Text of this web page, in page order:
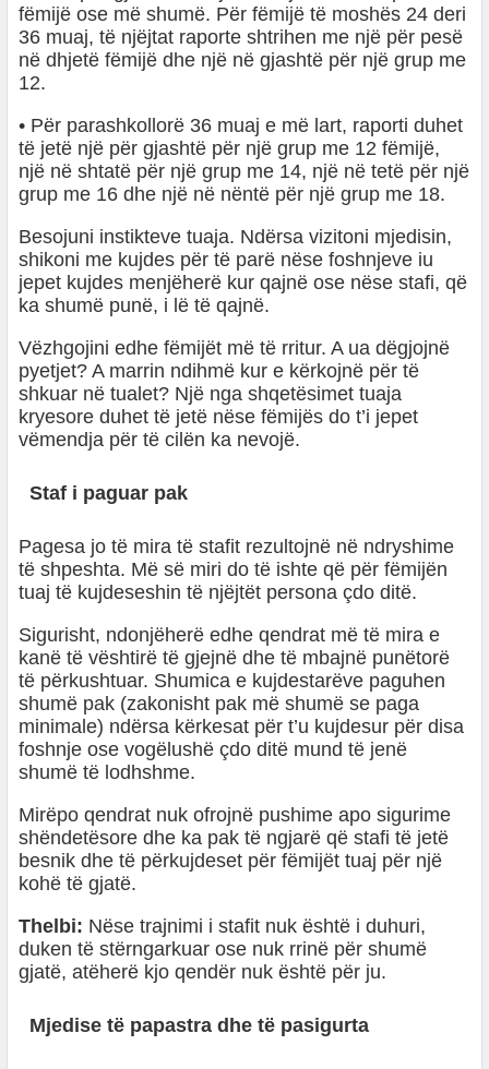
fëmijë ose më shumë. Për fëmijë të moshës 24 deri
36 muaj, të njëjtat raporte shtrihen me një për pesë
në dhjetë fëmijë dhe një në gjashtë për një grup me
12.
• Për parashkollorë 36 muaj e më lart, raporti duhet
të jetë një për gjashtë për një grup me 12 fëmijë,
një në shtatë për një grup me 14, një në tetë për një
grup me 16 dhe një në nëntë për një grup me 18.
Besojuni instikteve tuaja. Ndërsa vizitoni mjedisin,
shikoni me kujdes për të parë nëse foshnjeve iu
jepet kujdes menjëherë kur qajnë ose nëse stafi, që
ka shumë punë, i lë të qajnë.
Vëzhgojini edhe fëmijët më të rritur. A ua dëgjojnë
pyetjet? A marrin ndihmë kur e kërkojnë për të
shkuar në tualet? Një nga shqetësimet tuaja
kryesore duhet të jetë nëse fëmijës do t’i jepet
vëmendja për të cilën ka nevojë.
Staf i paguar pak
Pagesa jo të mira të stafit rezultojnë në ndryshime
të shpeshta. Më së miri do të ishte që për fëmijën
tuaj të kujdeseshin të njëjtët persona çdo ditë.
Sigurisht, ndonjëherë edhe qendrat më të mira e
kanë të vështirë të gjejnë dhe të mbajnë punëtorë
të përkushtuar. Shumica e kujdestarëve paguhen
shumë pak (zakonisht pak më shumë se paga
minimale) ndërsa kërkesat për t’u kujdesur për disa
foshnje ose vogëlushë çdo ditë mund të jenë
shumë të lodhshme.
Mirëpo qendrat nuk ofrojnë pushime apo sigurime
shëndetësore dhe ka pak të ngjarë që stafi të jetë
besnik dhe të përkujdeset për fëmijët tuaj për një
kohë të gjatë.
Thelbi: Nëse trajnimi i stafit nuk është i duhuri,
duken të stërngarkuar ose nuk rrinë për shumë
gjatë, atëherë kjo qendër nuk është për ju.
Mjedise të papastra dhe të pasigurta